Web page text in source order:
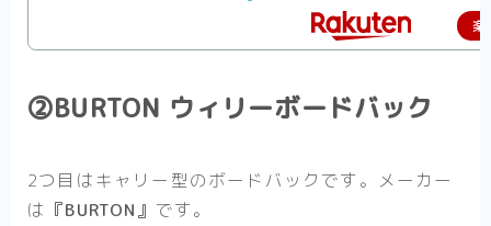
楽
②BURTON ウィリーボードバック
2つ目はキャリー型のボードバックです。メーカー
は 『BURTON』 です。